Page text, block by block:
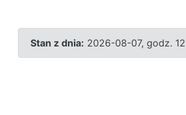
Stan z dnia: 2026-08-07, godz.